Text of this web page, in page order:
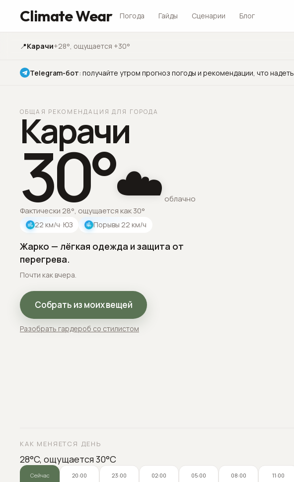
Climate Wear Погода Гайды Сценарии Блог
📍Карачи+28°, ощущается +30°
Telegram-бот: получайте утром прогноз погоды и рекомендации, что надеть
ОБЩАЯ РЕКОМЕНДАЦИЯ ДЛЯ ГОРОДА
Карачи
30°☁️ облачно
Фактически 28°, ощущается как 30°
22 км/ч· ЮЗ Порывы 22 км/ч
Жарко — лёгкая одежда и защита от
перегрева.
Почти как вчера.
Собрать из моих вещей
Разобрать гардероб со стилистом
КАК МЕНЯЕТСЯ ДЕНЬ
28°C, ощущается 30°C
Сейчас 20:00 23:00 02:00 05:00 08:00 11:00